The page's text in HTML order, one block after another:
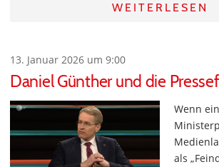
WEITERLESEN
13. Januar 2026 um 9:00
Daniel Günther und die
Wenn
als